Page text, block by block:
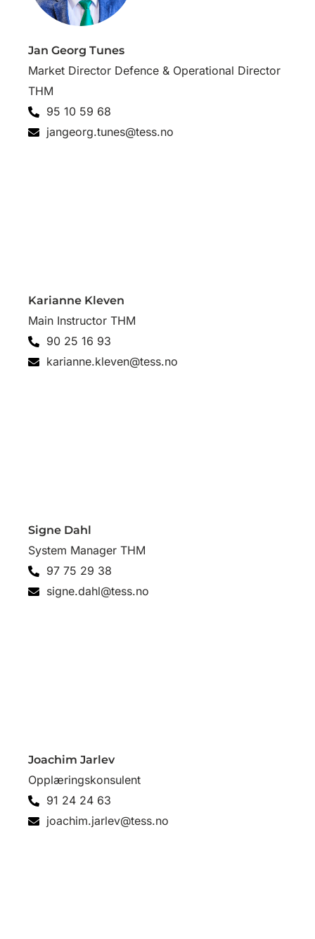
Jan Georg Tunes
Market Director Defence & Operational Director
THM
95 10 59 68
jangeorg.tunes@tess.no
Karianne Kleven
Main Instructor THM
90 25 16 93
karianne.kleven@tess.no
Signe Dahl
System Manager THM
97 75 29 38
signe.dahl@tess.no
Joachim Jarlev
Opplæringskonsulent
91 24 24 63
joachim.jarlev@tess.no